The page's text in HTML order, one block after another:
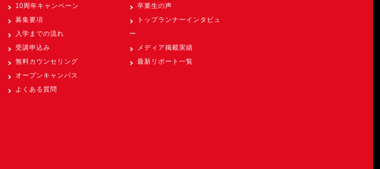
10周年キャンペーン
募集要項
入学までの流れ
受講申込み
無料カウンセリング
オープンキャンパス
よくある質問
卒業生の声
トップランナーインタビュ
ー
メディア掲載実績
最新リポート一覧